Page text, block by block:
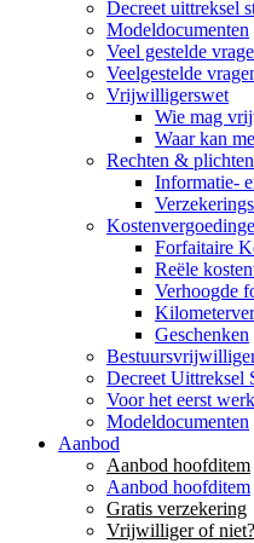
Decreet uittreksel
Modeldocumenten
Veel gestelde
Veelgestelde
Vrijwilligerswet
Wie mag
Waar kan
Rechten & plichten
Informatie-
Forfaitaire
Reële
Verhoogde
Geschenken
Decreet Uittreksel
Voor het eerst
Modeldocumenten
Aanbod
Aanbod hoofditem
Aanbod hoofditem
Gratis verzekering
Vrijwilliger of niet?